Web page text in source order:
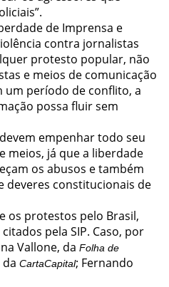
de Imprensa e
contra jornalistas
protesto popular, não
e meios de comunicação
um período de conflito, a
possa fluir sem
empenhar todo seu
meios, já que a liberdade
os abusos e também
deveres constitucionais de
os protestos pelo Brasil,
pela SIP. Caso, por
Vallone, da Folha de
CartaCapital; Fernando